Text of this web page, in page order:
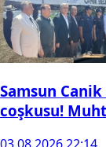
Samsun
coşkusu!